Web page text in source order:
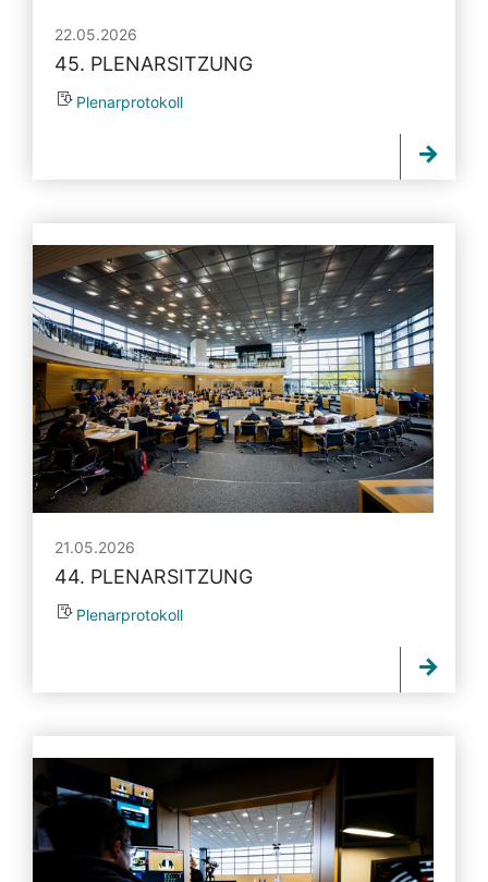
22.05.2026
45. PLENARSITZUNG
Plenarprotokoll
21.05.2026
44. PLENARSITZUNG
Plenarprotokoll